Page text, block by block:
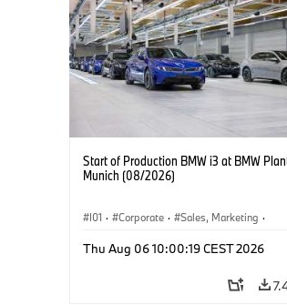
Start of Production BMW i3 at BMW
Munich (08/2026)
I01 · Corporate · Sales, Marketing ·
Thu Aug 06 10:00:19 CEST 2026